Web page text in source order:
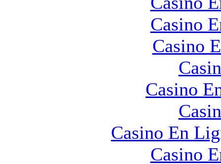
Casino
Casino
Casino
Casino En
Casino